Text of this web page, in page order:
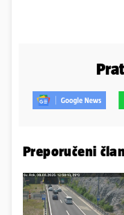
Preporučeni